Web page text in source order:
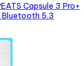
Capsule 3 Pro+
Bluetooth 5.3